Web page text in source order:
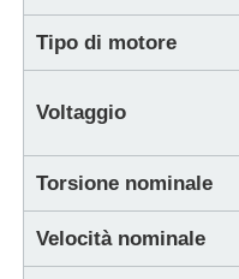
Controllore logico
Controller PLC
Dispositivo di avvio
Motore articolare del
Tipo di motore
Voltaggio
Torsione nominale
Velocità nominale